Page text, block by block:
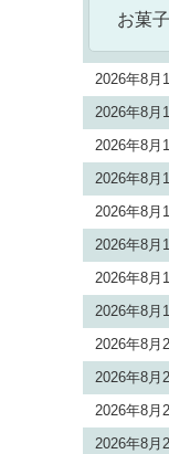
お菓子
2026年8月
2026年8月
2026年8月
2026年8月
2026年8月
2026年8月
2026年8月
2026年8月
2026年8月
2026年8月
2026年8月
2026年8月